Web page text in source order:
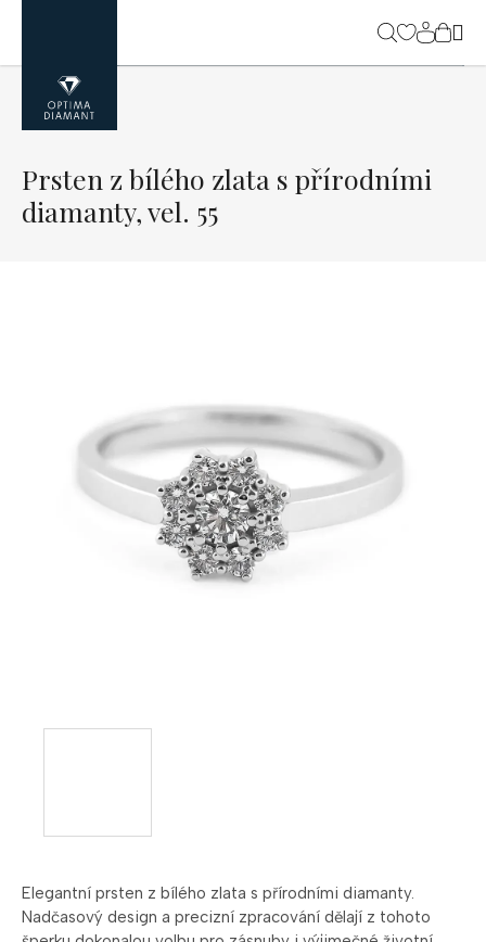
obsah
Elegantní prsten z bílého zlata s přírodními diamanty.
Nadčasový design a precizní zpracování dělají z tohoto
Prsten z bílého zlata s přírodními
diamanty, vel. 55